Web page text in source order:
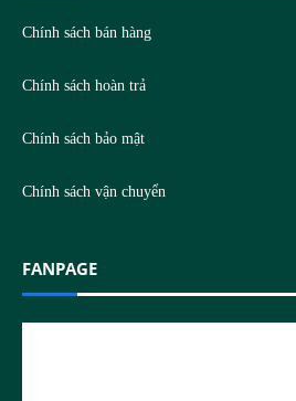
Chính sách bán hàng
Chính sách hoàn trả
Chính sách bảo mật
Chính sách vận chuyển
FANPAGE